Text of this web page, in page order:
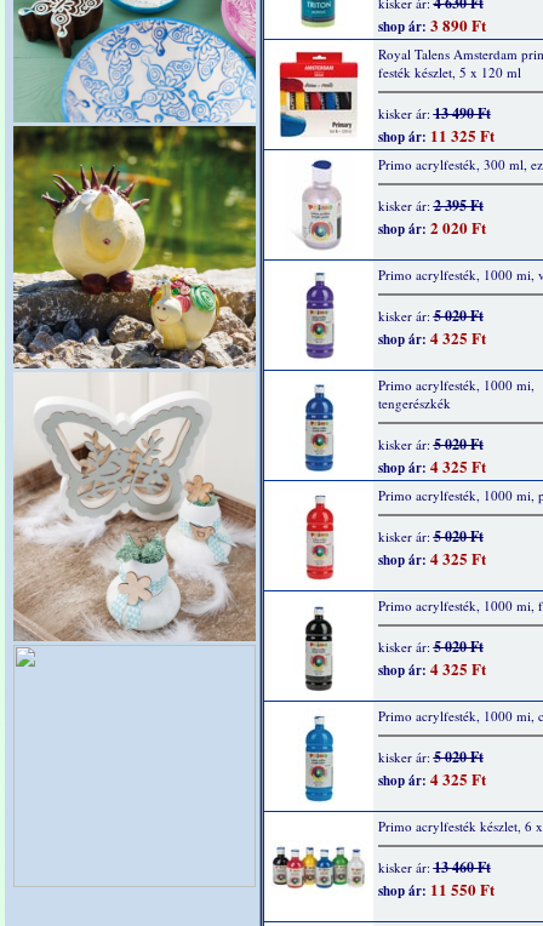
shop ár: 3 890 Ft
Royal Talens Amsterdam
festék készlet, 5 x 120 ml
kisker ár:13 490 Ft
shop ár: 11 325 Ft
Primo acrylfesték, 300 ml,
kisker ár:2 395 Ft
shop ár: 2 020 Ft
Primo acrylfesték, 1000 mi,
kisker ár:5 020 Ft
shop ár: 4 325 Ft
Primo acrylfesték, 1000 mi,
tengerészkék
kisker ár:5 020 Ft
shop ár: 4 325 Ft
Primo acrylfesték, 1000 mi,
kisker ár:5 020 Ft
shop ár: 4 325 Ft
Primo acrylfesték, 1000 mi,
kisker ár:5 020 Ft
shop ár: 4 325 Ft
Primo acrylfesték, 1000 mi,
kisker ár:5 020 Ft
shop ár: 4 325 Ft
Primo acrylfesték készlet, 6
kisker ár:13 460 Ft
shop ár: 11 550 Ft